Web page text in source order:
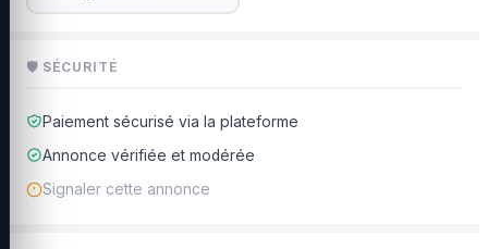
🛡 SÉCURITÉ
Paiement sécurisé via la plateforme
Annonce vérifiée et modérée
Signaler cette annonce